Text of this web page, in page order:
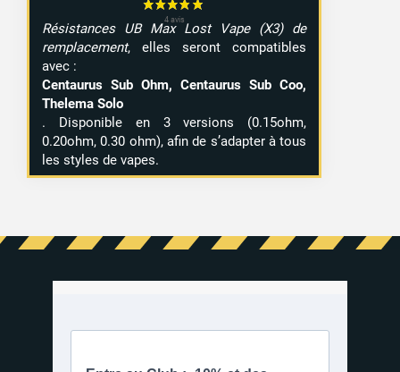
Résistances UB Max Lost Vape (X3) de
remplacement, elles seront compatibles
avec :
Centaurus Sub Ohm, Centaurus Sub Coo,
Thelema Solo
. Disponible en 3 versions (0.15ohm,
0.20ohm, 0.30 ohm), afin de s’adapter à tous
les styles de vapes.